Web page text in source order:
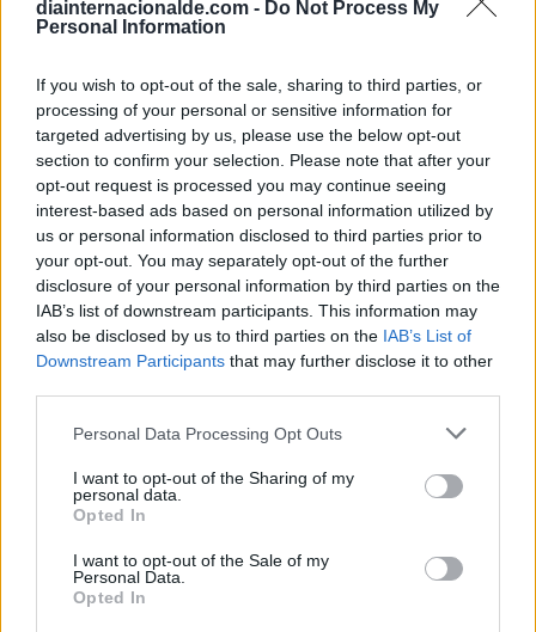
diainternacionalde.com - Do Not Process My
Personal Information
If you wish to opt-out of the sale, sharing to third parties, or
processing of your personal or sensitive information for
targeted advertising by us, please use the below opt-out
section to confirm your selection. Please note that after your
opt-out request is processed you may continue seeing
interest-based ads based on personal information utilized by
us or personal information disclosed to third parties prior to
your opt-out. You may separately opt-out of the further
disclosure of your personal information by third parties on the
IAB’s list of downstream participants. This information may
also be disclosed by us to third parties on the IAB’s List of
Downstream Participants that may further disclose it to other
Personal Data Processing Opt Outs
I want to opt-out of the Sharing of my
personal data.
Opted In
I want to opt-out of the Sale of my
Personal Data.
Opted In
Secciones destacadas
Internacionales
Onomástica. Todos los santos
Semanas Internacionales
Años Internacionales
Qué se celebra el día de mi cumpleaños
Eventos internacionales de cultura